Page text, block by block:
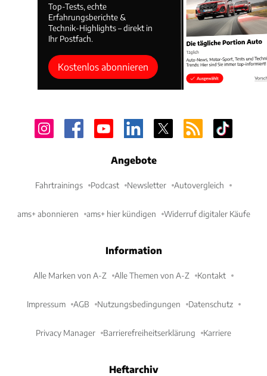
Top-Tests, echte
Erfahrungsberichte &
Technik-Highlights – direkt in
Ihr Postfach.
Kostenlos abonnieren
Angebote
Fahrtrainings Podcast Newsletter Autovergleich
ams+ abonnieren ams+ hier kündigen Widerruf digitaler Käufe
Information
Alle Marken von A-Z Alle Themen von A-Z Kontakt
Impressum AGB Nutzungsbedingungen Datenschutz
Privacy Manager Barrierefreiheitserklärung Karriere
Heftarchiv